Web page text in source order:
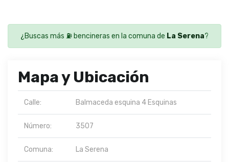
¿Buscas más ⛽ bencineras en la comuna de La Serena?
Mapa y Ubicación
Calle: Balmaceda esquina 4 Esquinas
Número: 3507
Comuna: La Serena